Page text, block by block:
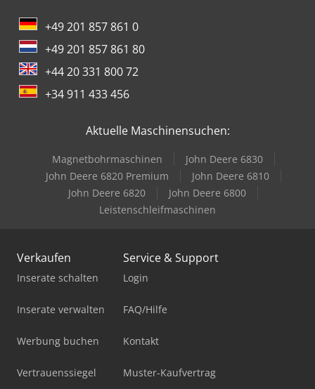
+49 201 857 861 0
+49 201 857 861 80
+44 20 331 800 72
+34 911 433 456
Aktuelle Maschinensuchen:
Magnetbohrmaschinen
John Deere 6830
John Deere 6820 Premium
John Deere 6810
John Deere 6820
John Deere 6800
Leistenschleifmaschinen
Verkaufen
Inserate schalten
Inserate verwalten
Werbung buchen
Vertrauenssiegel
Service & Support
Login
FAQ/Hilfe
Kontakt
Muster-Kaufvertrag